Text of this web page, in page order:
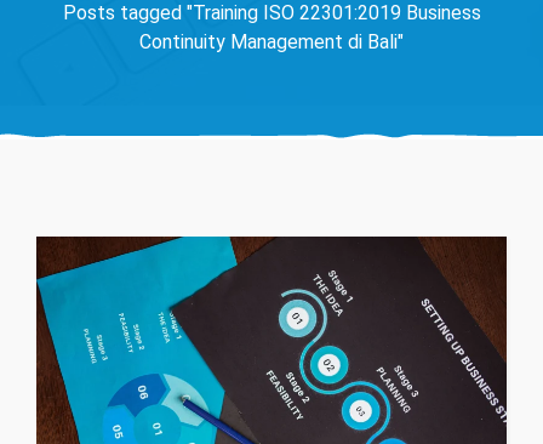
Posts tagged "Training ISO 22301:2019 Business
Continuity Management di Bali"